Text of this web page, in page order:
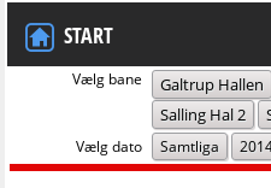
START
Vælg bane Galtrup Hallen
Salling Hal 2
Vælg dato Samtliga